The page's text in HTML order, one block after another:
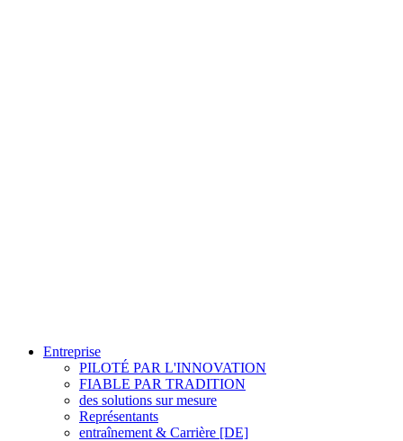
Entreprise
PILOTÉ PAR L'INNOVATION
FIABLE PAR TRADITION
des solutions sur mesure
Représentants
entraînement & Carrière [DE]